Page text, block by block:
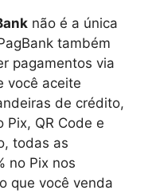
não é a única
também
pagamentos via
você aceite
de crédito,
QR Code e
todas as
no Pix nos
que você venda